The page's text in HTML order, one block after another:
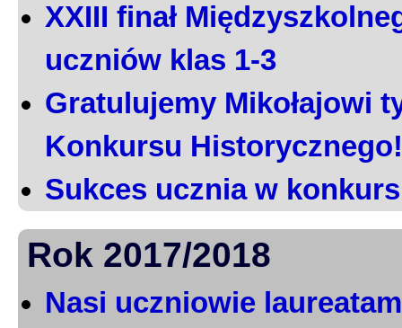
XXIII finał
uczniów klas 1-3
Gratulujemy Mikołajowi
Konkursu Historycznego!
Sukces ucznia w
Rok 2017/2018
Nasi uczniowie